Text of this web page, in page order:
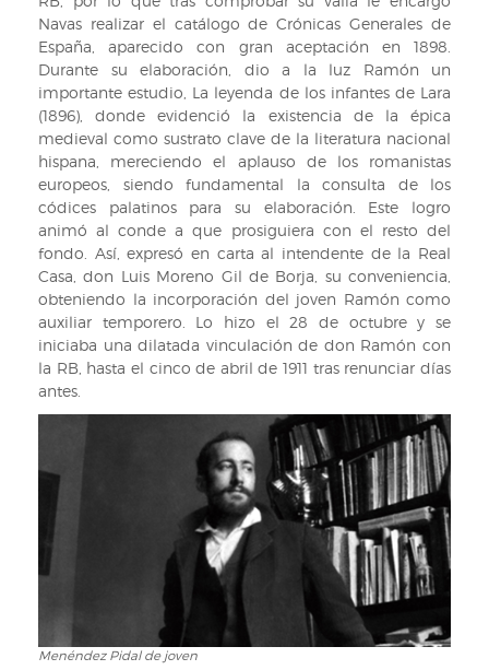
Navas realizar el catálogo de Crónicas Generales de
España, aparecido con gran aceptación en 1898.
Durante su elaboración, dio a la luz Ramón un
importante estudio, La leyenda de los infantes de Lara
(1896), donde evidenció la existencia de la épica
medieval como sustrato clave de la literatura nacional
hispana, mereciendo el aplauso de los romanistas
europeos, siendo fundamental la consulta de los
códices palatinos para su elaboración. Este logro
animó al conde a que prosiguiera con el resto del
fondo. Así, expresó en carta al intendente de la Real
Casa, don Luis Moreno Gil de Borja, su conveniencia,
obteniendo la incorporación del joven Ramón como
auxiliar temporero. Lo hizo el 28 de octubre y se
iniciaba una dilatada vinculación de don Ramón con
la RB, hasta el cinco de abril de 1911 tras renunciar días
antes.
Menéndez
Menéndez Pidal de joven